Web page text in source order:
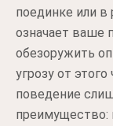
поединке или в
означает ваше
обезоружить
угрозу от
поведение
преимущество: